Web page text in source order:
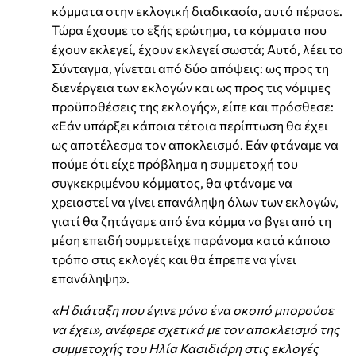
κόμματα στην εκλογική διαδικασία, αυτό πέρασε.
Τώρα έχουμε το εξής ερώτημα, τα κόμματα που
έχουν εκλεγεί, έχουν εκλεγεί σωστά; Αυτό, λέει το
Σύνταγμα, γίνεται από δύο απόψεις: ως προς τη
διενέργεια των εκλογών και ως προς τις νόμιμες
προϋποθέσεις της εκλογής», είπε και πρόσθεσε:
«Εάν υπάρξει κάποια τέτοια περίπτωση θα έχει
ως αποτέλεσμα τον αποκλεισμό. Εάν φτάναμε να
πούμε ότι είχε πρόβλημα η συμμετοχή του
συγκεκριμένου κόμματος, θα φτάναμε να
χρειαστεί να γίνει επανάληψη όλων των εκλογών,
γιατί θα ζητάγαμε από ένα κόμμα να βγει από τη
μέση επειδή συμμετείχε παράνομα κατά κάποιο
τρόπο στις εκλογές και θα έπρεπε να γίνει
επανάληψη».
«Η διάταξη που έγινε μόνο ένα σκοπό μπορούσε
να έχει», ανέφερε σχετικά με τον αποκλεισμό της
συμμετοχής του Ηλία Κασιδιάρη στις εκλογές